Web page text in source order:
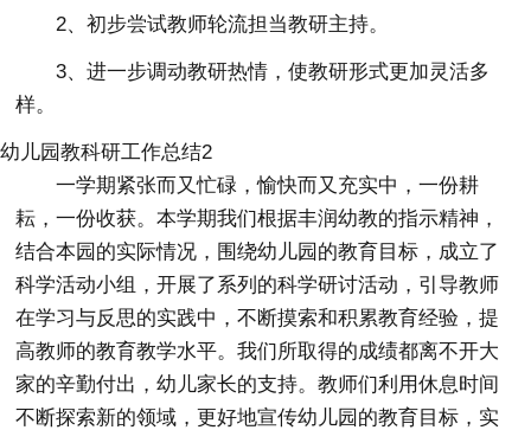
2、初步尝试教师轮流担当教研主持。
3、进一步调动教研热情，使教研形式更加灵活多
样。
幼儿园教科研工作总结2
一学期紧张而又忙碌，愉快而又充实中，一份耕
耘，一份收获。本学期我们根据丰润幼教的指示精神，
结合本园的实际情况，围绕幼儿园的教育目标，成立了
科学活动小组，开展了系列的科学研讨活动，引导教师
在学习与反思的实践中，不断摸索和积累教育经验，提
高教师的教育教学水平。我们所取得的成绩都离不开大
家的辛勤付出，幼儿家长的支持。教师们利用休息时间
不断探索新的领域，更好地宣传幼儿园的教育目标，实